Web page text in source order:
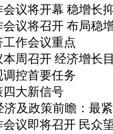
议将开幕 稳增长
议将召开 布局稳
作会议重点
周召开 经济增长
调控首要任务
大新信号
济及政策前瞻：最
议即将召开 民众